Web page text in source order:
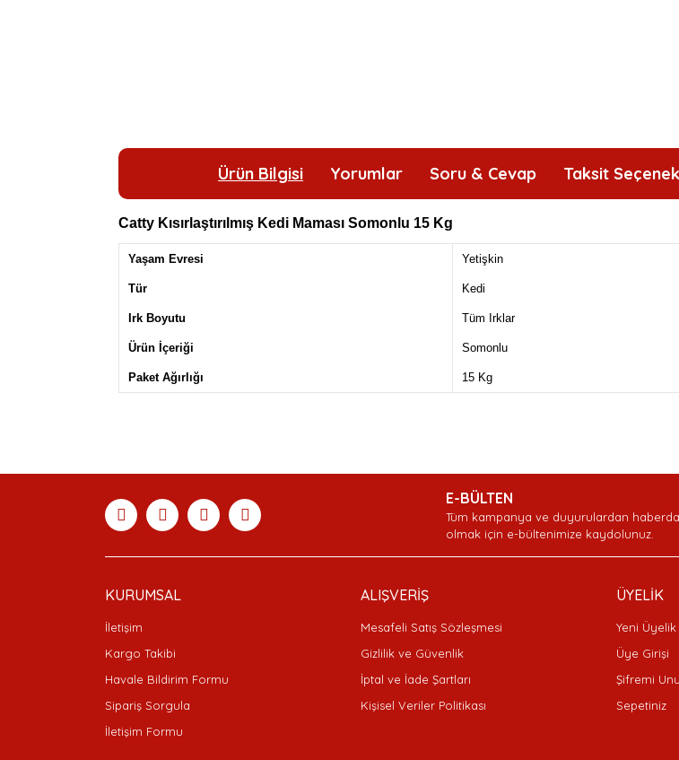
Ürün Bilgisi Yorumlar Soru & Cevap Taksit
Catty Kısırlaştırılmış Kedi Maması Somonlu 15 Kg
Yaşam Evresi Yetişkin
Tür Kedi
Irk Boyutu Tüm Irklar
Ürün İçeriği Somonlu
Paket Ağırlığı 15 Kg
Ürün açıklamasında eksik bilgiler bulunuyor.
Bu ürüne benzer farklı alternatifler olmalı.
Gönder
Deneyimini Paylaş
E-BÜLTEN
Tüm kampanya ve duyurulardan
olmak için e-bültenimize kaydolunuz.
KURUMSAL
İletişim
Kargo Takibi
Havale Bildirim Formu
Sipariş Sorgula
İletişim Formu
ALIŞVERİŞ
Mesafeli Satış Sözleşmesi
Gizlilik ve Güvenlik
İptal ve İade Şartları
Kişisel Veriler Politikası
ÜYELİK
Yeni Üyelik
Üye Girişi
Şifremi
Sepetiniz